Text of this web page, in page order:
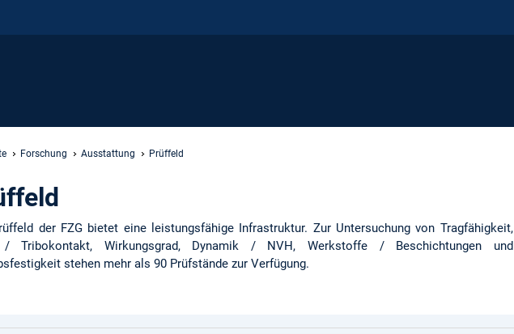
Forschung Ausstattung Prüffeld
der FZG bietet eine leistungsfähige Infrastruktur. Zur Untersuchung von Tragfähigkeit,
/ Tribokontakt, Wirkungsgrad, Dynamik / NVH, Werkstoffe / Beschichtungen und
stehen mehr als 90 Prüfstände zur Verfügung.